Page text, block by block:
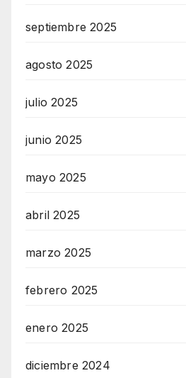
septiembre 2025
agosto 2025
julio 2025
junio 2025
mayo 2025
abril 2025
marzo 2025
febrero 2025
enero 2025
diciembre 2024